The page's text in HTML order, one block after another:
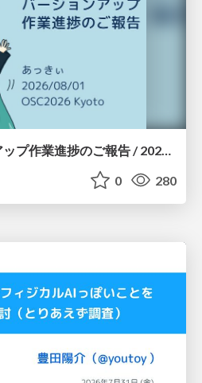
0 280